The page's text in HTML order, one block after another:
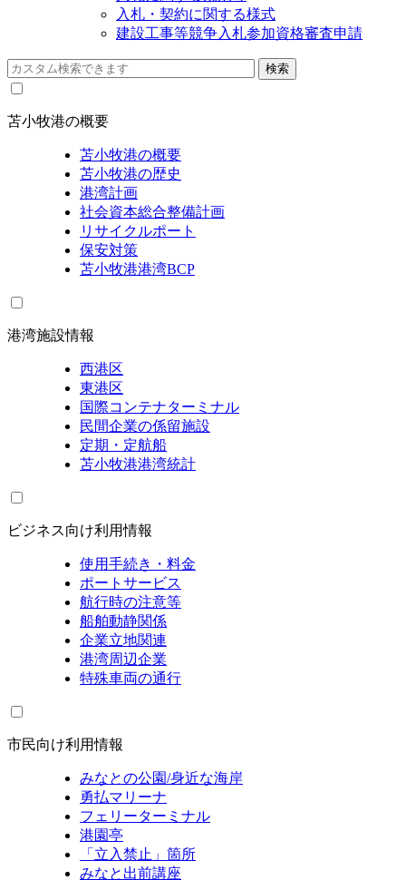
入札・契約に関する様式
建設工事等競争入札参加資格審査申請
苫小牧港の概要
苫小牧港の概要
苫小牧港の歴史
港湾計画
社会資本総合整備計画
リサイクルポート
保安対策
苫小牧港港湾BCP
港湾施設情報
西港区
東港区
国際コンテナターミナル
民間企業の係留施設
定期・定航船
苫小牧港港湾統計
ビジネス向け利用情報
使用手続き・料金
ポートサービス
航行時の注意等
船舶動静関係
企業立地関連
港湾周辺企業
特殊車両の通行
市民向け利用情報
みなとの公園/身近な海岸
勇払マリーナ
フェリーターミナル
港園亭
「立入禁止」箇所
みなと出前講座